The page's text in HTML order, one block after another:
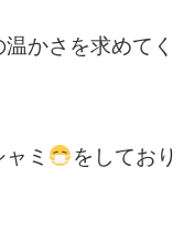
かさを求めてく
ミ
をしており